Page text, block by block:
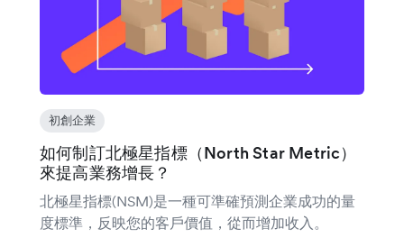
初創企業
如何制訂北極星指標（North Star Metric）
來提高業務增長？
北極星指標(NSM)是一種可準確預測企業成功的量
度標準，反映您的客戶價值，從而增加收入。